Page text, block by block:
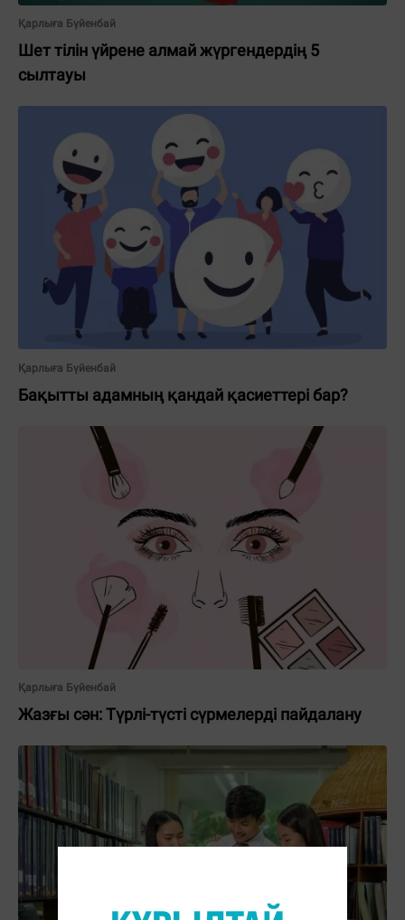
Қарлыға Бүйенбай
Шет тілін үйрене алмай жүргендердің 5
сылтауы
Қарлыға Бүйенбай
Бақытты адамның қандай қасиеттері бар?
Қарлыға Бүйенбай
Жазғы сән: Түрлі-түсті сүрмелерді пайдалану